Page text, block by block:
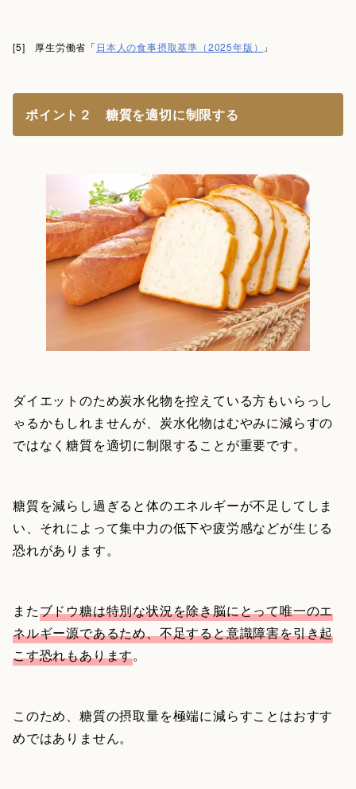
[5] 厚生労働省「 日本人の食事摂取基準（2025年版） 」
ポイント２ 糖質を適切に制限する
ダイエットのため炭水化物を控えている方もいらっし
ゃるかもしれませんが、炭水化物はむやみに減らすの
ではなく糖質を適切に制限することが重要です。
糖質を減らし過ぎると体のエネルギーが不足してしま
い、それによって集中力の低下や疲労感などが生じる
恐れがあります。
またブドウ糖は特別な状況を除き脳にとって唯一のエ
ネルギー源であるため、不足すると意識障害を引き起
こす恐れもあります。
このため、糖質の摂取量を極端に減らすことはおすす
めではありません。